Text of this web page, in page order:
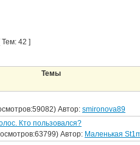
[ Тем: 42 ]
Темы
Автор: smironova89
Кто пользовался?
Автор: Маленькая